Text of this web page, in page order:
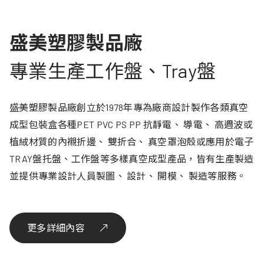
盛美塑膠製品廠
專業生產工作盤、Tray盤
盛美塑膠製品廠創立於1978年專為廠商設計製作各類真空
成型包裝盒各種PET PVC PS PP 抗靜電、 導電、 高週波或
植絨材質的內襯折邊、 雙折合、 真空罩泡殼或應用於電子
TRAY盤托盤、工作盤等多樣真空成型產品，皆有生產製造
並提供專業設計人員製圖、 設計、 開模、 製造等服務。
更多詳細內容